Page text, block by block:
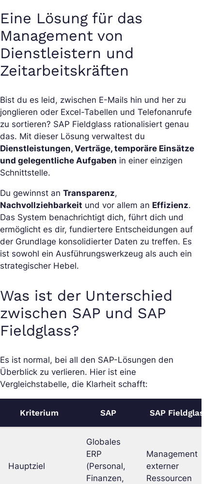
Eine Lösung für das
Management von
Dienstleistern und
Zeitarbeitskräften
Bist du es leid, zwischen E-Mails hin und her zu
jonglieren oder Excel-Tabellen und Telefonanrufe
zu sortieren? SAP Fieldglass rationalisiert genau
das. Mit dieser Lösung verwaltest du
Dienstleistungen, Verträge, temporäre Einsätze
und gelegentliche Aufgaben in einer einzigen
Schnittstelle.
Du gewinnst an Transparenz,
Nachvollziehbarkeit und vor allem an Effizienz.
Das System benachrichtigt dich, führt dich und
ermöglicht es dir, fundiertere Entscheidungen auf
der Grundlage konsolidierter Daten zu treffen. Es
ist sowohl ein Ausführungswerkzeug als auch ein
strategischer Hebel.
Was ist der Unterschied
zwischen SAP und SAP
Fieldglass?
Es ist normal, bei all den SAP-Lösungen den
Überblick zu verlieren. Hier ist eine
Vergleichstabelle, die Klarheit schafft:
Kriterium SAP SAP Fieldglass
Hauptziel
Globales
ERP
(Personal,
Finanzen,
Management
externer
Ressourcen